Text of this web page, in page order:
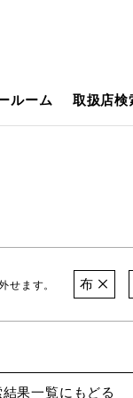
ルーム 取扱店検
せます。 布
果一覧にもどる